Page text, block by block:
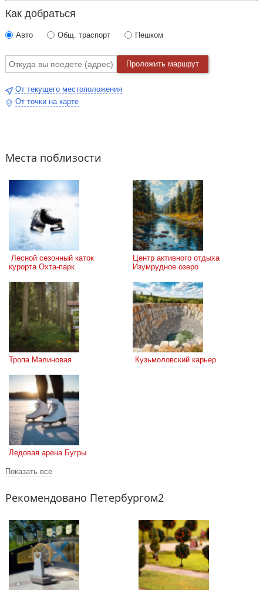
Как добраться
Авто Общ. траспорт Пешком
Проложить маршрут
От текущего местоположения
От точки на карте
Места поблизости
курорта Охта-парк
Центр активного отдыха
Изумрудное озеро
Тропа Малиновая Кузьмоловский карьер
Ледовая арена Бугры
Показать все
Рекомендовано Петербургом2